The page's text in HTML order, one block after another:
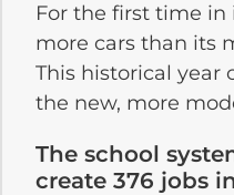
For the first time in
more cars than its
This historical year
the new, more
The school
create 376 jobs